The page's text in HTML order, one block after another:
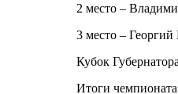
2 место –
3 место –
Кубок
Итоги